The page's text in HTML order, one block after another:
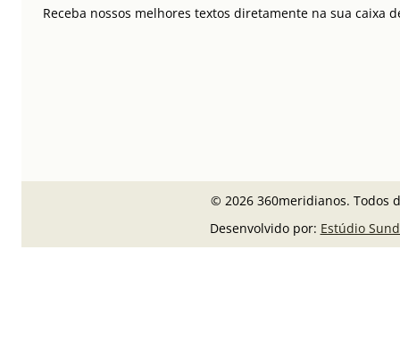
Receba nossos melhores textos diretamente na sua caixa
© 2026 360meridianos. Todos
Desenvolvido por: Estúdio